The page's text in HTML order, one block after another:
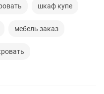
шкаф купе
мебель заказ